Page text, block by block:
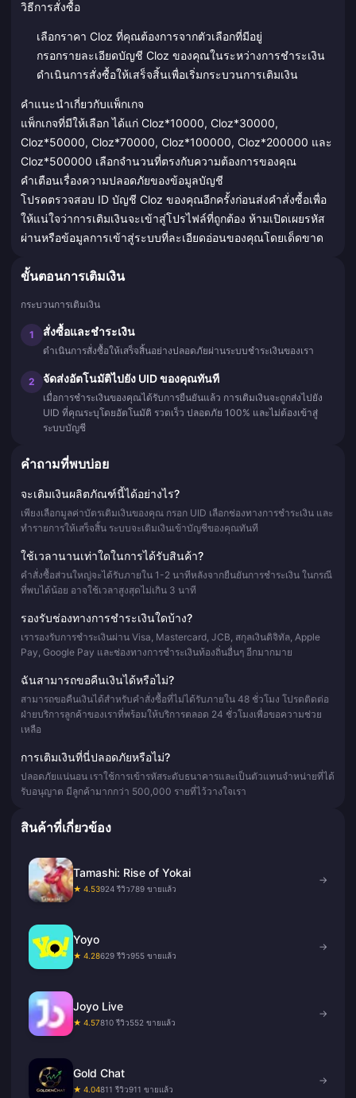
วิธีการสั่งซื้อ
เลือกราคา Cloz ที่คุณต้องการจากตัวเลือกที่มีอยู่
กรอกรายละเอียดบัญชี Cloz ของคุณในระหว่างการชำระเงิน
ดำเนินการสั่งซื้อให้เสร็จสิ้นเพื่อเริ่มกระบวนการเติมเงิน
คำแนะนำเกี่ยวกับแพ็กเกจ
แพ็กเกจที่มีให้เลือก ได้แก่ Cloz*10000, Cloz*30000,
Cloz*50000, Cloz*70000, Cloz*100000, Cloz*200000 และ
Cloz*500000 เลือกจำนวนที่ตรงกับความต้องการของคุณ
คำเตือนเรื่องความปลอดภัยของข้อมูลบัญชี
โปรดตรวจสอบ ID บัญชี Cloz ของคุณอีกครั้งก่อนส่งคำสั่งซื้อเพื่อ
ให้แน่ใจว่าการเติมเงินจะเข้าสู่โปรไฟล์ที่ถูกต้อง ห้ามเปิดเผยรหัส
ผ่านหรือข้อมูลการเข้าสู่ระบบที่ละเอียดอ่อนของคุณโดยเด็ดขาด
ขั้นตอนการเติมเงิน
กระบวนการเติมเงิน
1 สั่งซื้อและชำระเงิน
ดำเนินการสั่งซื้อให้เสร็จสิ้นอย่างปลอดภัยผ่านระบบชำระเงินของเรา
2 จัดส่งอัตโนมัติไปยัง UID ของคุณทันที
เมื่อการชำระเงินของคุณได้รับการยืนยันแล้ว การเติมเงินจะถูกส่งไปยัง
UID ที่คุณระบุโดยอัตโนมัติ รวดเร็ว ปลอดภัย 100% และไม่ต้องเข้าสู่
ระบบบัญชี
คำถามที่พบบ่อย
จะเติมเงินผลิตภัณฑ์นี้ได้อย่างไร?
เพียงเลือกมูลค่าบัตรเติมเงินของคุณ กรอก UID เลือกช่องทางการชำระเงิน และ
ทำรายการให้เสร็จสิ้น ระบบจะเติมเงินเข้าบัญชีของคุณทันที
ใช้เวลานานเท่าใดในการได้รับสินค้า?
คำสั่งซื้อส่วนใหญ่จะได้รับภายใน 1-2 นาทีหลังจากยืนยันการชำระเงิน ในกรณี
ที่พบได้น้อย อาจใช้เวลาสูงสุดไม่เกิน 3 นาที
รองรับช่องทางการชำระเงินใดบ้าง?
เรารองรับการชำระเงินผ่าน Visa, Mastercard, JCB, สกุลเงินดิจิทัล, Apple
Pay, Google Pay และช่องทางการชำระเงินท้องถิ่นอื่นๆ อีกมากมาย
ฉันสามารถขอคืนเงินได้หรือไม่?
สามารถขอคืนเงินได้สำหรับคำสั่งซื้อที่ไม่ได้รับภายใน 48 ชั่วโมง โปรดติดต่อ
ฝ่ายบริการลูกค้าของเราที่พร้อมให้บริการตลอด 24 ชั่วโมงเพื่อขอความช่วย
เหลือ
การเติมเงินที่นี่ปลอดภัยหรือไม่?
ปลอดภัยแน่นอน เราใช้การเข้ารหัสระดับธนาคารและเป็นตัวแทนจำหน่ายที่ได้
รับอนุญาต มีลูกค้ามากกว่า 500,000 รายที่ไว้วางใจเรา
สินค้าที่เกี่ยวข้อง
Tamashi: Rise of Yokai
★ 4.53924 รีวิว789 ขายแล้ว
→
Yoyo
★ 4.28629 รีวิว955 ขายแล้ว
→
Joyo Live
★ 4.57810 รีวิว552 ขายแล้ว
→
Gold Chat
★ 4.04811 รีวิว911 ขายแล้ว
→